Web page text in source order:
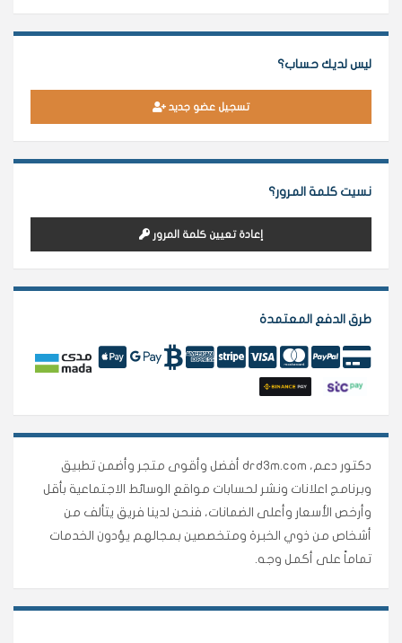
ليس لديك حساب؟
تسجيل عضو جديد
نسيت كلمة المرور؟
إعادة تعيين كلمة المرور
طرق الدفع المعتمدة
دكتور دعم، drd3m.com أفضل وأقوى متجر وأضمن تطبيق
وبرنامج اعلانات ونشر لحسابات مواقع الوسائط الاجتماعية بأقل
وأرخص الأسعار وأعلى الضمانات، فنحن لدينا فريق يتألف من
أشخاص من ذوي الخبرة ومتخصصين بمجالهم يؤدون الخدمات
تماماً على أكمل وجه.